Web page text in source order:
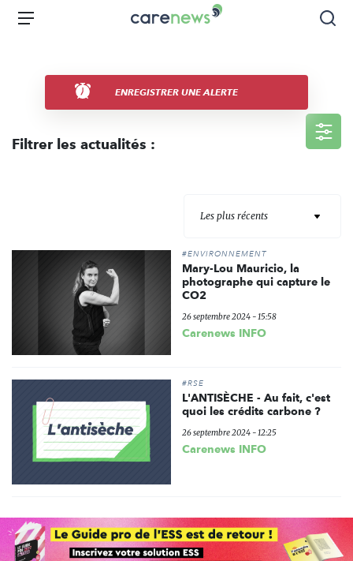
Aller
Carenews,
acteurs
de
Menu
ENREGISTRER UNE ALERTE
Filtrer les actualités :
Les plus récents
#ENVIRONNEMENT
Mary-Lou Mauricio, la
photographe qui capture le
CO2
26 septembre 2024 - 15:58
Carenews INFO
#RSE
L'ANTISÈCHE - Au fait, c'est
quoi les crédits carbone ?
26 septembre 2024 - 12:25
Carenews INFO